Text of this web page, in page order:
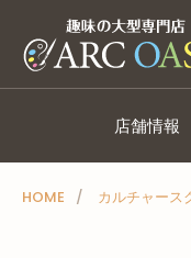
店舗情報
HOME カルチャース